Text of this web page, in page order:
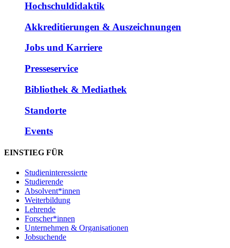
Hochschuldidaktik
Akkreditierungen & Auszeichnungen
Jobs und Karriere
Presseservice
Bibliothek & Mediathek
Standorte
Events
EINSTIEG FÜR
Studieninteressierte
Studierende
Absolvent*innen
Weiterbildung
Lehrende
Forscher*innen
Unternehmen & Organisationen
Jobsuchende